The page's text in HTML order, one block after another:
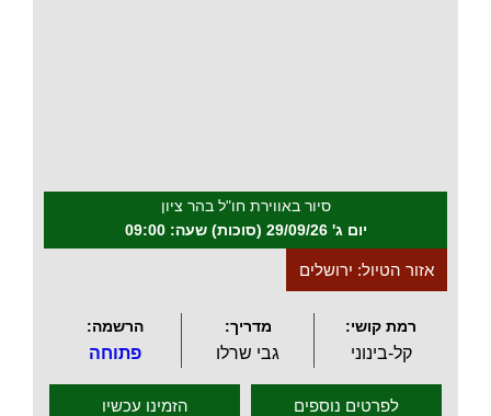
סיור באווירת חו"ל בהר ציון
יום ג' 29/09/26 (סוכות) שעה: 09:00
אזור הטיול: ירושלים
רמת קושי:
קל-בינוני
מדריך:
גבי שרלו
הרשמה:
פתוחה
לפרטים נוספים הזמינו עכשיו